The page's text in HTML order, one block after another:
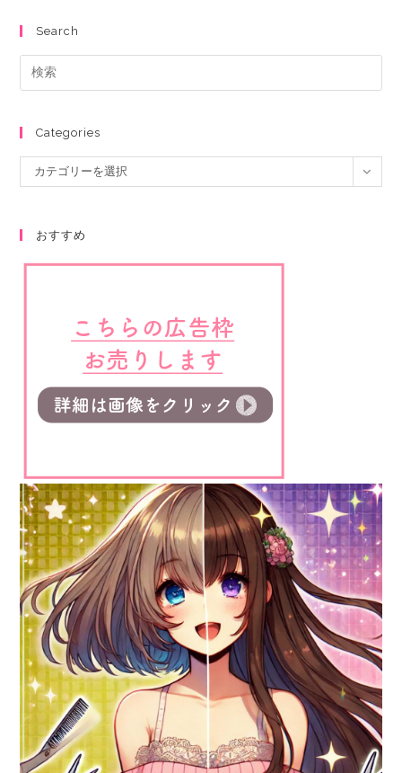
Search
Categories
カテゴリーを選択
おすすめ